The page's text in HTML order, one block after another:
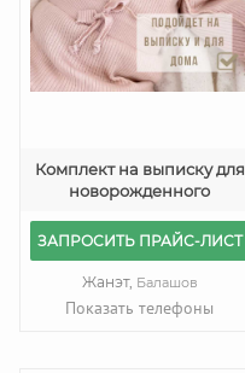
Комплект на выписку для
новорожденного
ЗАПРОСИТЬ ПРАЙС-ЛИСТ
Жанэт, Балашов
Показать телефоны